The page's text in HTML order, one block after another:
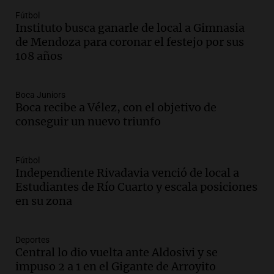
Audio.Una nutricionista derribó el mito
del desayuno ideal: qué alimentos
conviene priorizar
Audio.Murió Jorge Messi
Una mañana para todos
Audio.Mateo, a los 25 años, lucha
contra el tiempo: necesita un trasplante
para poder seguir viviend
Audio.
de julio será menor al 2,9% registrado
Fútbol
Instituto busca ganarle de local a Gimnasia
de Mendoza para coronar el festejo por sus
108 años
Boca Juniors
Boca recibe a Vélez, con el objetivo de
conseguir un nuevo triunfo
Fútbol
Independiente Rivadavia venció de local a
Estudiantes de Río Cuarto y escala posiciones
en su zona
Deportes
Central lo dio vuelta ante Aldosivi y se
impuso 2 a 1 en el Gigante de Arroyito